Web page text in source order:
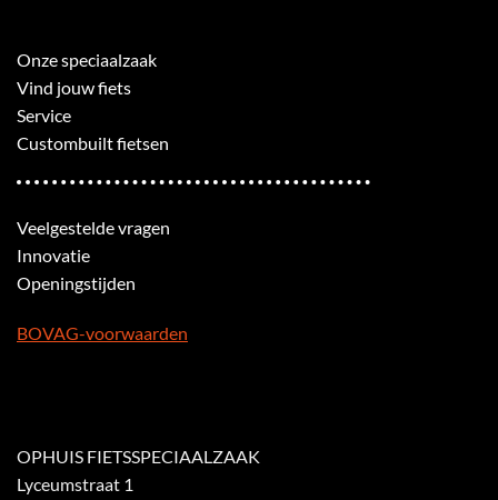
Onze speciaalzaak
Vind jouw fiets
Service
Custombuilt fietsen
Veelgestelde vragen
Innovatie
Openingstijden
BOVAG-voorwaarden
OPHUIS FIETSSPECIAALZAAK
Lyceumstraat 1